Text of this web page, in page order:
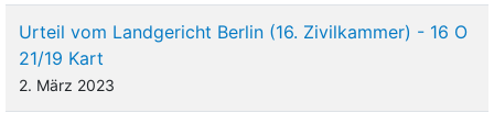
Urteil vom Landgericht Berlin (16. Zivilkammer) - 16 O
21/19 Kart
2. März 2023